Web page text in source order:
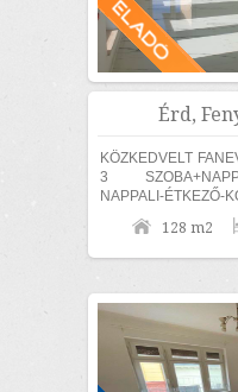
Érd,
KÖZKEDVELT
3
NAPPALI-
EGYSZINTES,
HÁZ ELADÓ!128 m2